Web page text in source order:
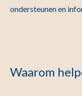
ondersteunen en
Waarom